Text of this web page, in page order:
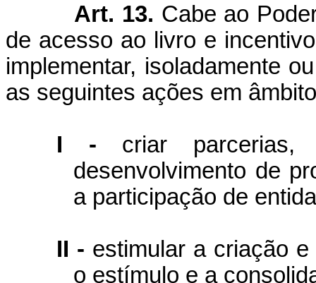
Art. 13. Cabe ao
de acesso ao livro e
implementar, isoladamente
as seguintes ações em
I -
criar
desenvolvimento de
a participação de
II - estimular a criação
o estímulo e a